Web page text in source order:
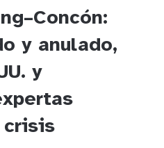
y anulado,
y
crisis